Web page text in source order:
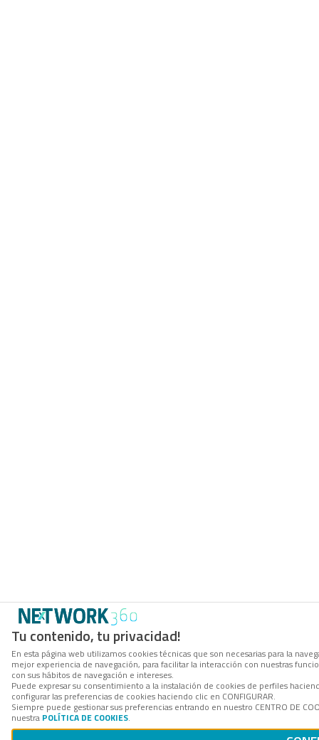
Tu contenido, tu privacidad!
En esta página web utilizamos cookies técnicas que son necesarias para la
mejor experiencia de navegación, para facilitar la interacción con nuestras
con sus hábitos de navegación e intereses.
Puede expresar su consentimiento a la instalación de cookies de perfiles
configurar las preferencias de cookies haciendo clic en CONFIGURAR.
Siempre puede gestionar sus preferencias entrando en nuestro CENTRO DE
nuestra POLÍTICA DE COOKIES.